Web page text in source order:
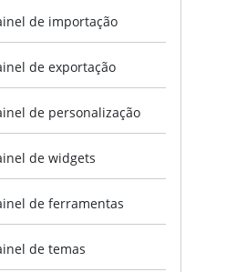
de importação
de exportação
de personalização
de widgets
de ferramentas
de temas